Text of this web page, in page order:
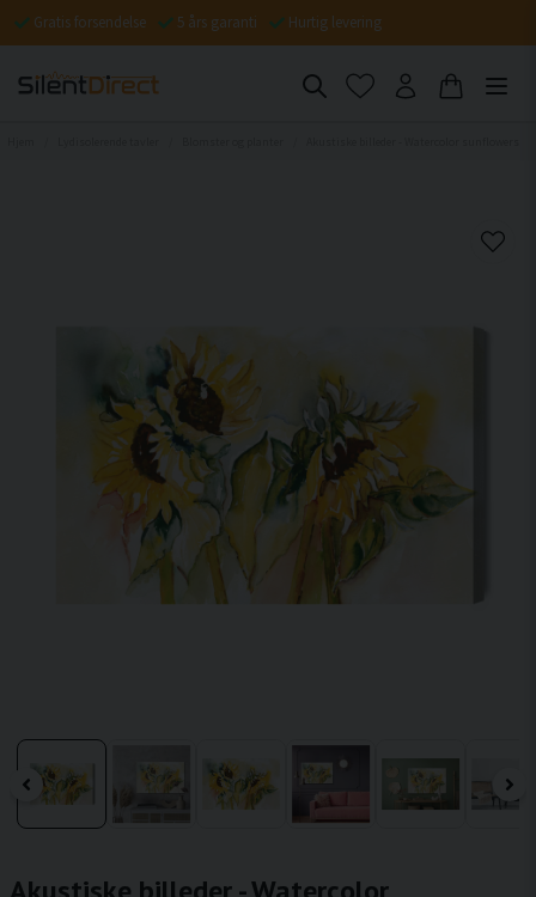
Gratis forsendelse 5 års garanti Hurtig levering